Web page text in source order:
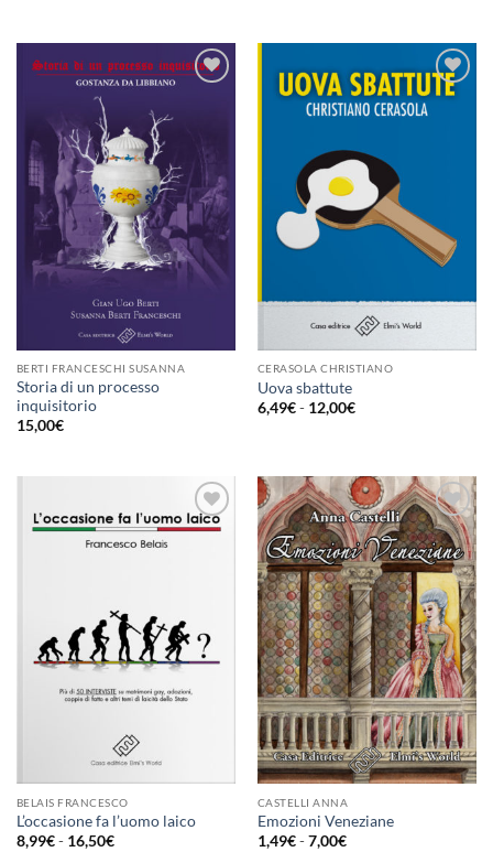
8,99€
a
16,00€
1,49€
7,00€
BERTI FRANCESCHI SUSANNA
Storia di un processo
inquisitorio
15,00€
Aggiungi
alla lista
CERASOLA CHRISTIANO
Uova sbattute
6,49€ - 12,00€Fascia
a
12,00€
Aggiungi
BELAIS FRANCESCO
L’occasione fa l’uomo laico
8,99€ - 16,50€Fascia
Aggiungi
alla lista
dei
desideri
CASTELLI ANNA
Emozioni Veneziane
1,49€ - 7,00€Fascia